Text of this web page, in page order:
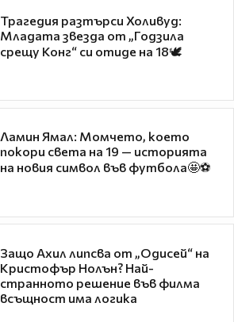
Трагедия разтърси Холивуд:
Младата звезда от „Годзила
срещу Конг“ си отиде на 18🕊️
Ламин Ямал: Момчето, което
покори света на 19 — историята
на новия символ във футбола🤩⚽
Защо Ахил липсва от „Одисей“ на
Кристофър Нолън? Най-
странното решение във филма
всъщност има логика